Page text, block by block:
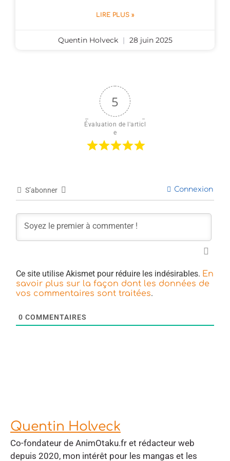
LIRE PLUS »
Quentin Holveck 28 juin 2025
5
Évaluation de l'articl
e
S’abonner Connexion
Ce site utilise Akismet pour réduire les indésirables. En
savoir plus sur la façon dont les données de
vos commentaires sont traitées.
0 COMMENTAIRES
Quentin Holveck
Co-fondateur de AnimOtaku.fr et rédacteur web
depuis 2020, mon intérêt pour les mangas et les